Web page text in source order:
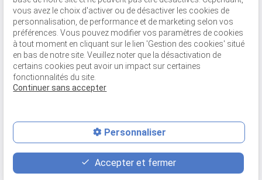
Mentions
légales
Politique de
confidentialité
Plan du site
Gestion
des
cookies
TVA Intracommunautaire :
BE0891057044
place
Plan d'accès
contact_page
Contact
vous avez le choix d'activer ou de désactiver les cookies de
personnalisation, de performance et de marketing selon vos
préférences. Vous pouvez modifier vos paramètres de cookies
à tout moment en cliquant sur le lien 'Gestion des cookies' situé
en bas de notre site. Veuillez noter que la désactivation de
certains cookies peut avoir un impact sur certaines
fonctionnalités du site.
Continuer sans accepter
Personnaliser
Accepter et fermer